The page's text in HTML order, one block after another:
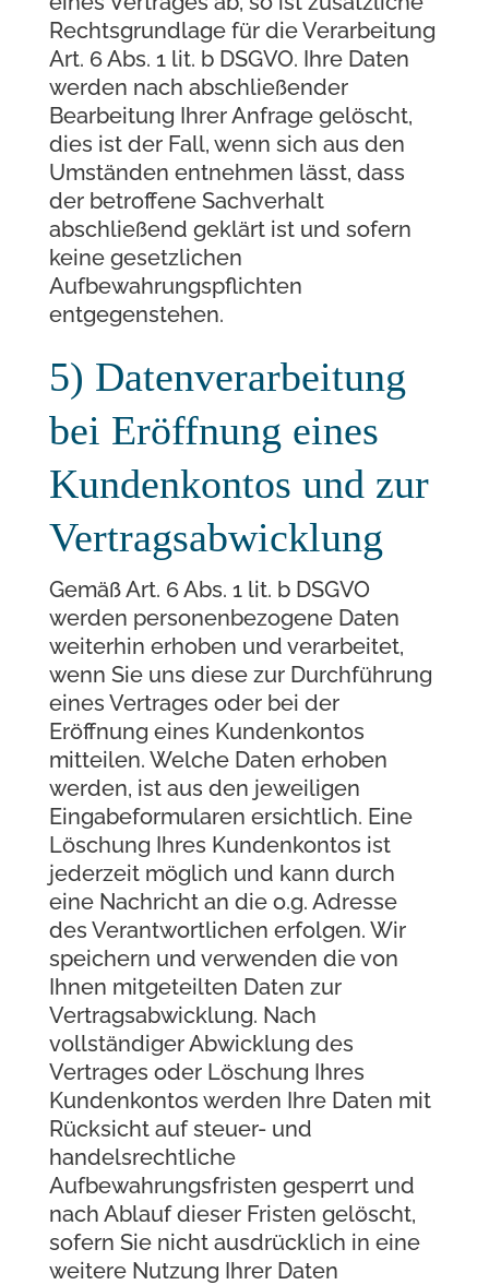
Rechtsgrundlage für die Verarbeitung
Art. 6 Abs. 1 lit. b DSGVO. Ihre Daten
werden nach abschließender
Bearbeitung Ihrer Anfrage gelöscht,
dies ist der Fall, wenn sich aus den
Umständen entnehmen lässt, dass
der betroffene Sachverhalt
abschließend geklärt ist und sofern
keine gesetzlichen
Aufbewahrungspflichten
entgegenstehen.
5) Datenverarbeitung
bei Eröffnung eines
Kundenkontos und zur
Vertragsabwicklung
Gemäß Art. 6 Abs. 1 lit. b DSGVO
werden personenbezogene Daten
weiterhin erhoben und verarbeitet,
wenn Sie uns diese zur Durchführung
eines Vertrages oder bei der
Eröffnung eines Kundenkontos
mitteilen. Welche Daten erhoben
werden, ist aus den jeweiligen
Eingabeformularen ersichtlich. Eine
Löschung Ihres Kundenkontos ist
jederzeit möglich und kann durch
eine Nachricht an die o.g. Adresse
des Verantwortlichen erfolgen. Wir
speichern und verwenden die von
Ihnen mitgeteilten Daten zur
Vertragsabwicklung. Nach
vollständiger Abwicklung des
Vertrages oder Löschung Ihres
Kundenkontos werden Ihre Daten mit
Rücksicht auf steuer- und
handelsrechtliche
Aufbewahrungsfristen gesperrt und
nach Ablauf dieser Fristen gelöscht,
sofern Sie nicht ausdrücklich in eine
weitere Nutzung Ihrer Daten